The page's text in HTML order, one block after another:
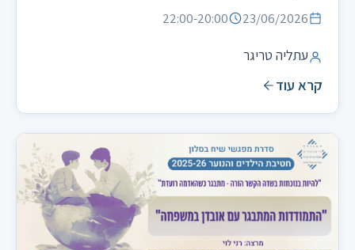
23/06/2026
22:00-20:00
עתליה טריגר
קרא עוד